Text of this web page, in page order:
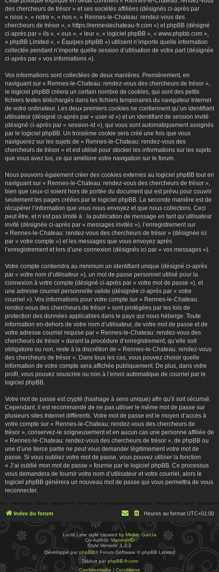
des chercheurs de trésor » et ses sociétés affiliées (désignés ci-après par
« nous », « notre », « nos », « Rennes-le-Chateau: rendez-vous des
chercheurs de trésor », « https://renneslechateau-fr.com ») et phpBB (désigné
ci-après par « ils », « eux », « leur », « logiciel phpBB », « www.phpbb.com »,
« phpBB Limited », « Équipes phpBB ») utilisent n’importe quelle information
collectée pendant n’importe quelle session d’utilisation de votre part (désignée
ci-après par « vos informations »).
Vos informations sont collectées de deux manières. Premièrement, en
naviguant sur « Rennes-le-Chateau: rendez-vous des chercheurs de trésor »,
le logiciel phpBB créera un certain nombre de cookies, qui sont des petits
fichiers textes téléchargés dans les fichiers temporaires du navigateur Internet
de votre ordinateur. Les deux premiers cookies ne contiennent qu’un identifiant
utilisateur (désigné ci-après par « user-id ») et un identifiant de session invité
(désigné ci-après par « session-id »), qui vous sont automatiquement assignés
par le logiciel phpBB. Un troisième cookie sera créé une fois que vous
naviguerez sur les sujets de « Rennes-le-Chateau: rendez-vous des
chercheurs de trésor » et est utilisé pour stocker les informations sur les sujets
que vous avez lus, ce qui améliore votre navigation sur le forum.
Nous pouvons également créer des cookies externes au logiciel phpBB tout en
naviguant sur « Rennes-le-Chateau: rendez-vous des chercheurs de trésor »,
bien que ceux-ci soient hors de portée du document qui est prévu pour couvrir
seulement les pages créées par le logiciel phpBB. La seconde manière est de
récupérer l’information que vous nous envoyez et que nous collectons. Ceci
peut être, et n’est pas limité à : la publication de message en tant qu’utilisateur
invité (désignée ci-après par « messages invités »), l’enregistrement sur
« Rennes-le-Chateau: rendez-vous des chercheurs de trésor » (désignée ici
par « votre compte ») et les messages que vous envoyez après
l’enregistrement et lors d’une connexion (désignés ici par « vos messages »).
Votre compte contiendra au minimum un identifiant unique (désigné ci-après
par « votre nom d’utilisateur »), un mot de passe personnel utilisé pour la
connexion à votre compte (désigné ci-après par « votre mot de passe »), et
une adresse courriel personnelle valide (désignée ci-après par « votre
courriel »). Vos informations pour votre compte sur « Rennes-le-Chateau:
rendez-vous des chercheurs de trésor » sont protégées par les lois de
protection des données applicables dans le pays qui nous héberge. Toute
information en-dehors de votre nom d’utilisateur, de votre mot de passe et de
votre adresse courriel requise par « Rennes-le-Chateau: rendez-vous des
chercheurs de trésor » durant la procédure d’enregistrement, qu’elle soit
obligatoire ou non, reste à la discrétion de « Rennes-le-Chateau: rendez-vous
des chercheurs de trésor ». Dans tous les cas, vous pouvez choisir quelle
information de votre compte sera affichée publiquement. De plus, dans votre
profil, vous pouvez souscrire ou non à l’envoi automatique de courriel par le
logiciel phpBB.
Votre mot de passe est crypté (hashage à sens unique) afin qu’il soit sécurisé.
Cependant, il est recommandé de ne pas utiliser le même mot de passe sur
plusieurs sites Internet différents. Votre mot de passe est le moyen d’accès à
votre compte sur « Rennes-le-Chateau: rendez-vous des chercheurs de
trésor », conservez-le soigneusement et en aucun cas une personne affiliée de
« Rennes-le-Chateau: rendez-vous des chercheurs de trésor », de phpBB ou
une d’une tierce partie ne peut vous demander légitimement votre mot de
passe. Si vous oubliez votre mot de passe, vous pouvez utiliser la fonction
« J’ai oublié mon mot de passe » fournie par le logiciel phpBB. Ce processus
vous demandera de fournir votre nom d’utilisateur et votre courriel, alors le
logiciel phpBB générera un nouveau mot de passe qui vous permettra de vous
reconnecter.
Index du forum Heures au format UTC+01:00
Lucid Lime style created by Melvin García
Co-Author: MannixMD
Style Version: 1.2.1
Développé par phpBB® Forum Software © phpBB Limited
Traduit parphpBB-fr.com
Confidentialité | Conditions